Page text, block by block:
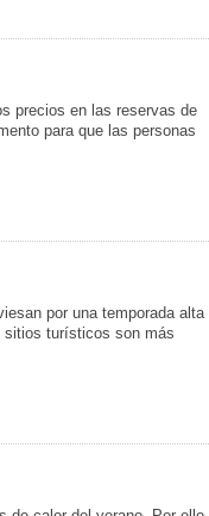
precios en las reservas de
para que las personas
por una temporada alta
turísticos son más